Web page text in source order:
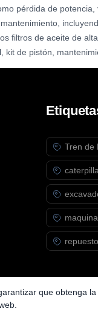
pérdida de
filtros de aceite de
kit de pistón,
Tren de
que obtenga la